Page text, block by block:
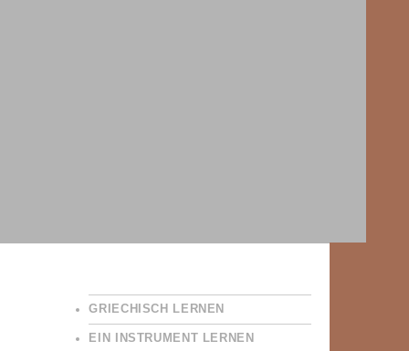
GRIECHISCH LERNEN
EIN INSTRUMENT LERNEN